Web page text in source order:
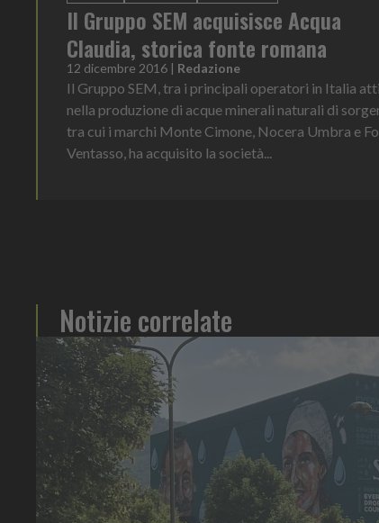
Il Gruppo SEM acquisisce Acqua
Claudia, storica fonte romana
12 dicembre 2016 | Redazione
Il Gruppo SEM, tra i principali operatori in Italia
nella produzione di acque minerali naturali di
tra cui i marchi Monte Cimone, Nocera Umbra e
Ventasso, ha acquisito la società...
Notizie correlate